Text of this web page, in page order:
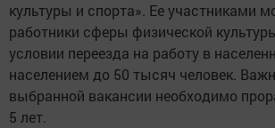
культуры и спорта». Ее участниками
работники сферы физической
условии переезда на работу в
населением до 50 тысяч человек.
выбранной вакансии необходимо
5 лет.